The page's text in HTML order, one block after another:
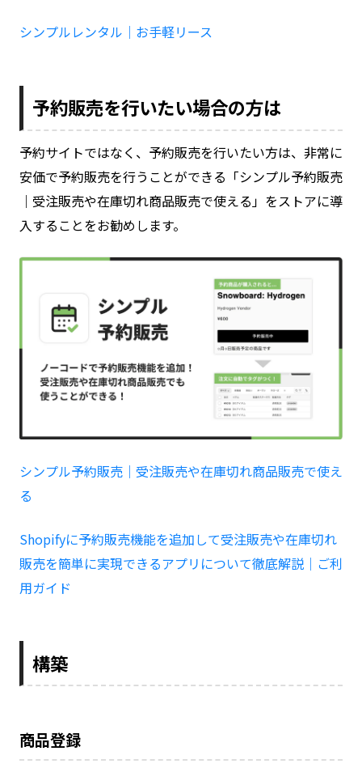
シンプルレンタル｜お手軽リース
予約販売を行いたい場合の方は
予約サイトではなく、予約販売を行いたい方は、非常に
安価で予約販売を行うことができる「シンプル予約販売
｜受注販売や在庫切れ商品販売で使える」をストアに導
入することをお勧めします。
シンプル予約販売｜受注販売や在庫切れ商品販売で使え
る
Shopifyに予約販売機能を追加して受注販売や在庫切れ
販売を簡単に実現できるアプリについて徹底解説｜ご利
用ガイド
構築
商品登録